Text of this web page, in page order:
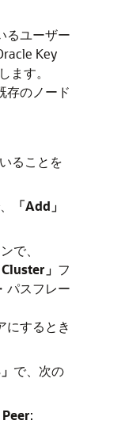
るユーザー
Key
ます。
存のノード
ることを
「Add」
で、
」 フ
パスフレー
にするとき
で、次の
: